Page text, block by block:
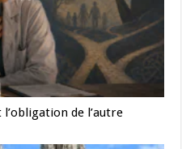
l’obligation de l’autre